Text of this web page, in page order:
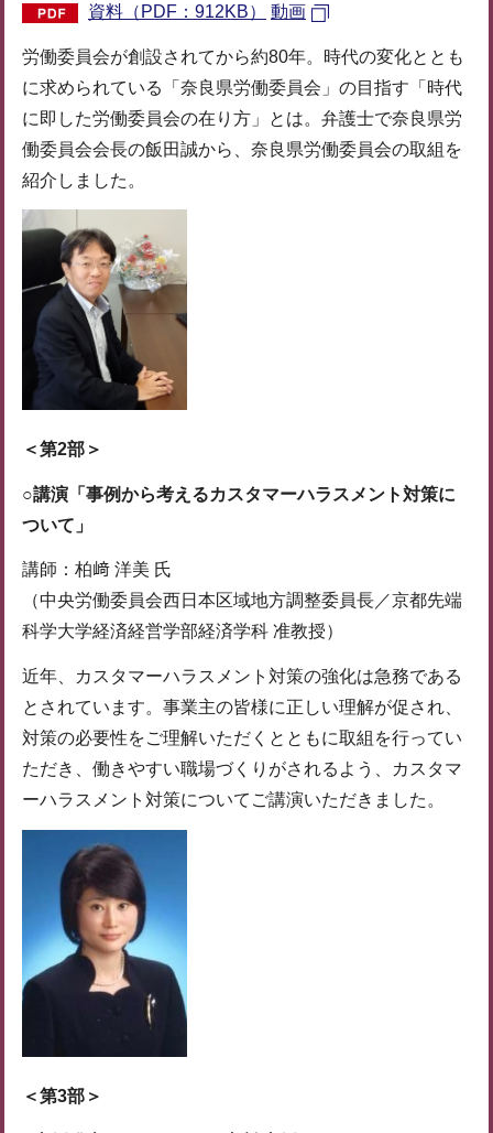
資料（PDF：912KB）
動画
労働委員会が創設されてから約80年。時代の変化ととも
に求められている「奈良県労働委員会」の目指す「時代
に即した労働委員会の在り方」とは。弁護士で奈良県労
働委員会会長の飯田誠から、奈良県労働委員会の取組を
紹介しました。
＜第2部＞
○講演「事例から考えるカスタマーハラスメント対策に
ついて」
講師：柏﨑 洋美 氏
（中央労働委員会西日本区域地方調整委員長／京都先端
科学大学経済経営学部経済学科 准教授）
近年、カスタマーハラスメント対策の強化は急務である
とされています。事業主の皆様に正しい理解が促され、
対策の必要性をご理解いただくとともに取組を行ってい
ただき、働きやすい職場づくりがされるよう、カスタマ
ーハラスメント対策についてご講演いただきました。
＜第3部＞